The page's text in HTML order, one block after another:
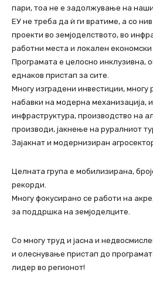
пари, тоа не е задолжување на
ЕУ не треба да ѝ ги вратиме, а со
проекти во земјоделството, во
работни места и локален економски
Програмата е целосно инклузивна,
еднаков пристап за сите.
Многу изградени инвестиции, многу
набавки на модерна механизација,
инфраструктура, производство на
производи, јакнење на руралниот
Зајакнат и модернизиран
Целната група е мобилизирана,
рекорди.
Многу фокусирано се работи на
за поддршка на земјоделците.
Со многу труд и јасна и
и олеснување пристап до
лидер во регионот!